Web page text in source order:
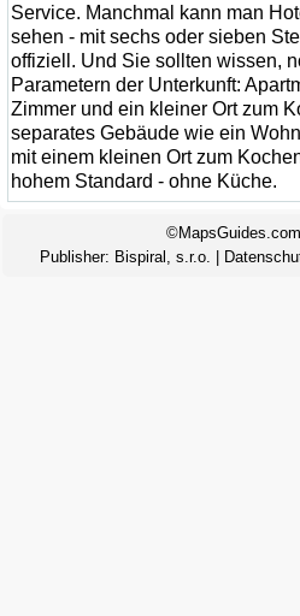
Service. Manchmal kann man
sehen - mit sechs oder sieben
offiziell. Und Sie sollten wissen,
Parametern der Unterkunft:
Zimmer und ein kleiner Ort zum
separates Gebäude wie ein
mit einem kleinen Ort zum
hohem Standard - ohne Küche.
Publisher: Bispiral, s.r.o.